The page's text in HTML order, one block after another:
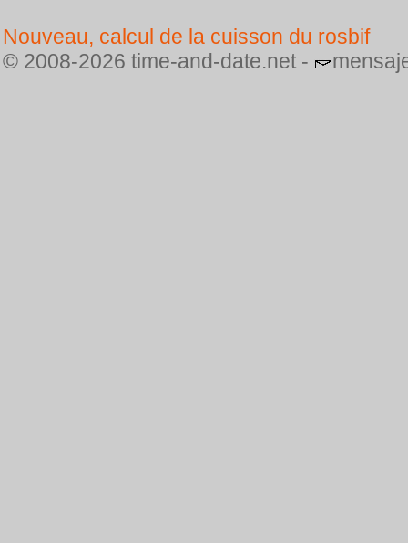
Nouveau, calcul de la cuisson du rosbif
© 2008-2026 time-and-date.net -